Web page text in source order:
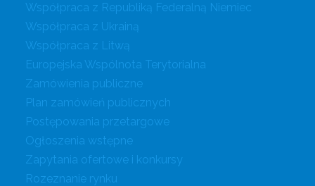
Współpraca z Republiką Federalną Niemiec
Współpraca z Ukrainą
Współpraca z Litwą
Europejska Wspólnota Terytorialna
Zamówienia publiczne
Plan zamówień publicznych
Postępowania przetargowe
Ogłoszenia wstępne
Zapytania ofertowe i konkursy
Rozeznanie rynku